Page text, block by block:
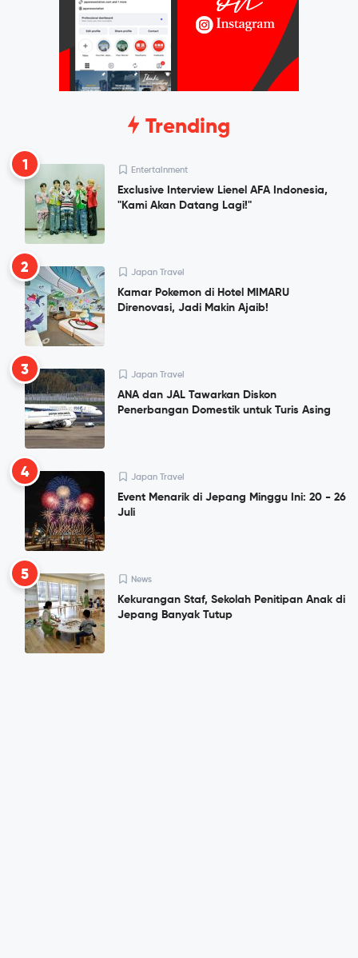
Trending
1 Entertainment
Exclusive Interview Lienel AFA Indonesia,
"Kami Akan Datang Lagi!"
2 Japan Travel
Kamar Pokemon di Hotel MIMARU
Direnovasi, Jadi Makin Ajaib!
3 Japan Travel
ANA dan JAL Tawarkan Diskon
Penerbangan Domestik untuk Turis Asing
4 Japan Travel
Event Menarik di Jepang Minggu Ini: 20 - 26
Juli
5 News
Kekurangan Staf, Sekolah Penitipan Anak di
Jepang Banyak Tutup